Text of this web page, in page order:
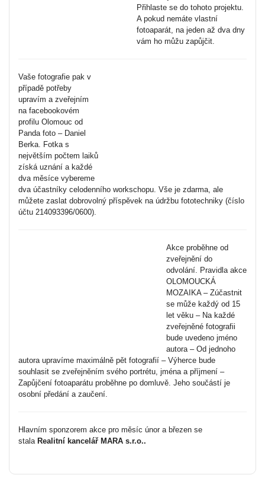
Přihlaste se do tohoto projektu.
A pokud nemáte vlastní
fotoaparát, na jeden až dva dny
vám ho můžu zapůjčit.
Vaše fotografie pak v
případě potřeby
upravím a zveřejním
na facebookovém
profilu Olomouc od
Panda foto – Daniel
Berka. Fotka s
největším počtem laiků
získá uznání a každé
dva měsíce vybereme
dva účastníky celodenního workschopu. Vše je zdarma, ale
můžete zaslat dobrovolný příspěvek na údržbu fototechniky (číslo
účtu 214093396/0600).
Akce proběhne od
zveřejnění do
odvolání. Pravidla akce
OLOMOUCKÁ
MOZAIKA – Zúčastnit
se může každý od 15
let věku – Na každé
zveřejněné fotografii
bude uvedeno jméno
autora – Od jednoho
autora upravíme maximálně pět fotografií – Výherce bude
souhlasit se zveřejněním svého portrétu, jména a příjmení –
Zapůjčení fotoaparátu proběhne po domluvě. Jeho součástí je
osobní předání a zaučení.
Hlavním sponzorem akce pro měsíc únor a březen se
stalaRealitní kancelář MARA s.r.o..